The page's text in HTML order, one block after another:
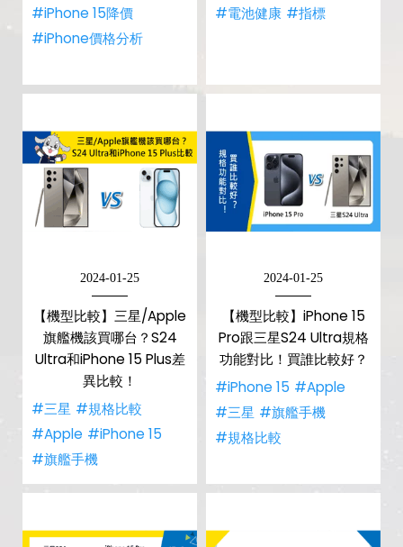
#iPhone 15降價
#iPhone價格分析
#電池健康 #指標
2024-01-25
【機型比較】三星/Apple
旗艦機該買哪台？S24
Ultra和iPhone 15 Plus差
異比較！
#三星 #規格比較
#Apple #iPhone 15
#旗艦手機
2024-01-25
【機型比較】iPhone 15
Pro跟三星S24 Ultra規格
功能對比！買誰比較好？
#iPhone 15 #Apple
#三星 #旗艦手機
#規格比較